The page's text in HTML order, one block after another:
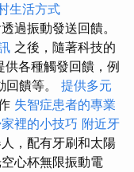
生活方式
過振動發送回饋。
之後，隨著科技的
各種觸發回饋，例
饋等。 提供多元
失智症患者的專業
裡的小技巧 附近牙
，配有牙刷和太陽
心杯無限振動電